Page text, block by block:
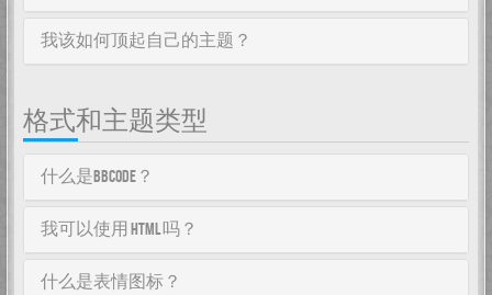
我该如何顶起自己的主题？
格式和主题类型
什么是BBCode？
我可以使用 HTML 吗？
什么是表情图标？